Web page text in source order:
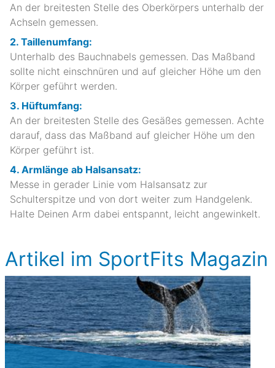
An der breitesten Stelle des Oberkörpers unterhalb der
Achseln gemessen.
2. Taillenumfang:
Unterhalb des Bauchnabels gemessen. Das Maßband
sollte nicht einschnüren und auf gleicher Höhe um den
Körper geführt werden.
3. Hüftumfang:
An der breitesten Stelle des Gesäßes gemessen. Achte
darauf, dass das Maßband auf gleicher Höhe um den
Körper geführt ist.
4. Armlänge ab Halsansatz:
Messe in gerader Linie vom Halsansatz zur
Schulterspitze und von dort weiter zum Handgelenk.
Halte Deinen Arm dabei entspannt, leicht angewinkelt.
Artikel im SportFits Magazin